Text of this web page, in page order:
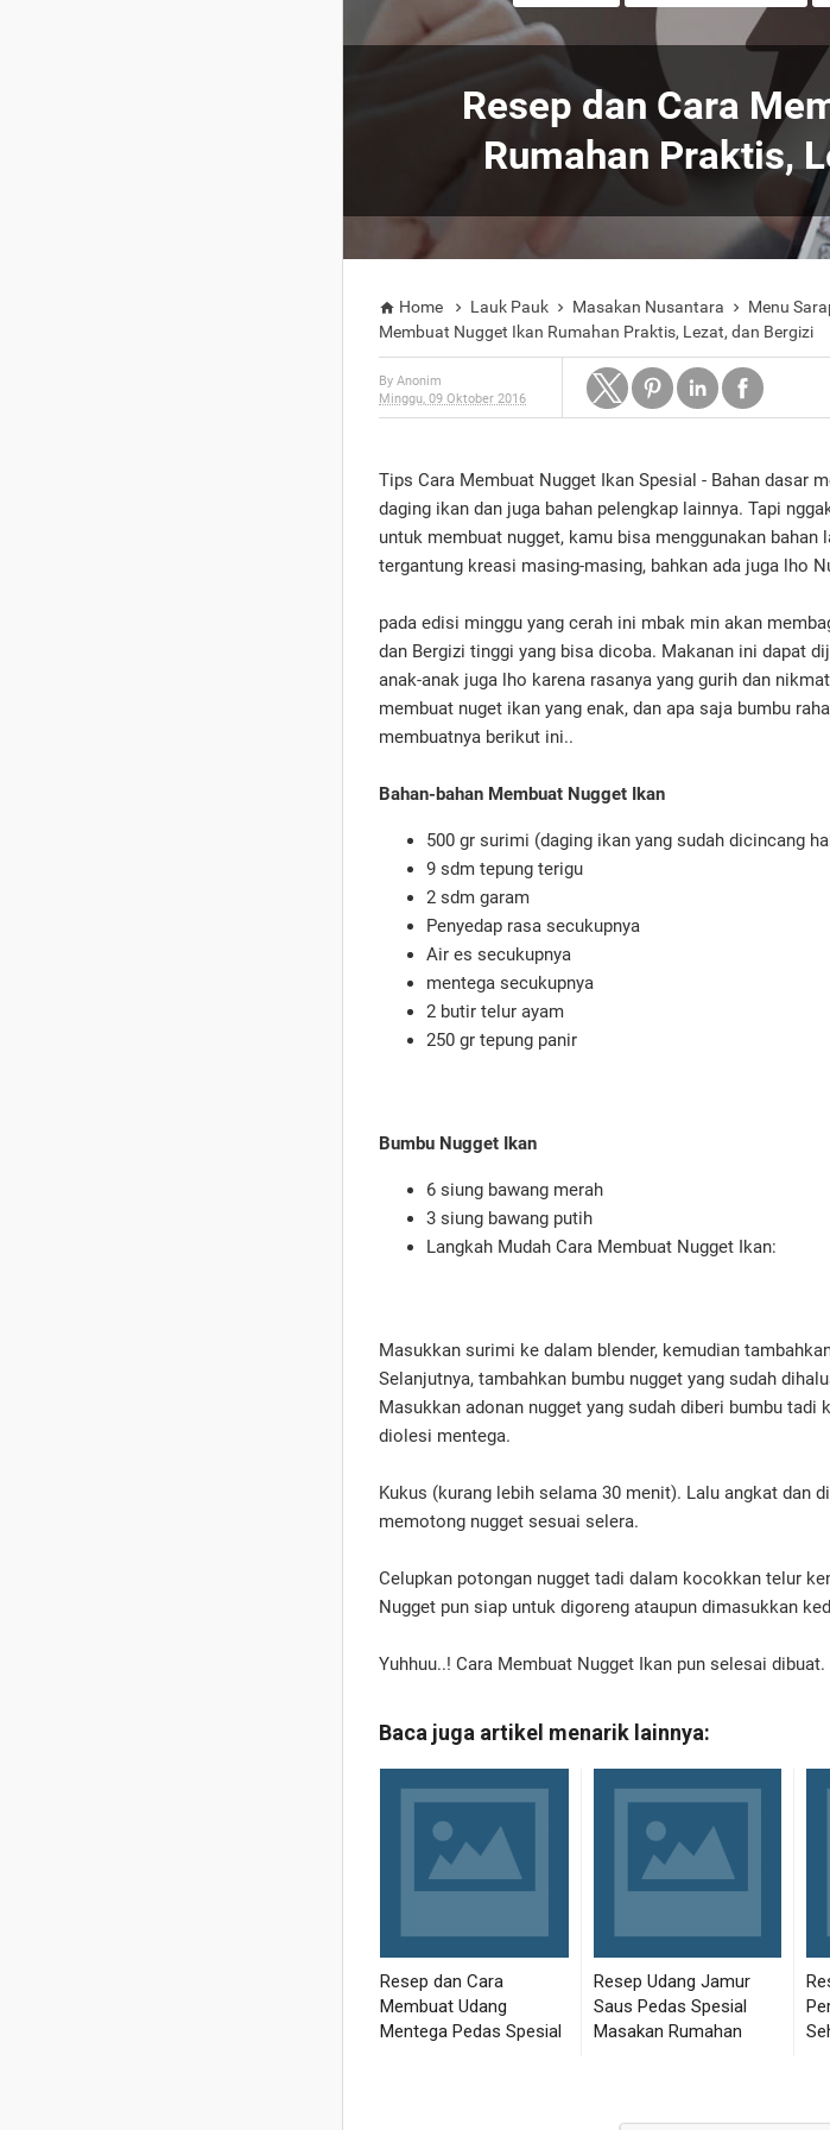
Resep dan Cara
Rumahan Praktis,
 Home  Lauk Pauk  Masakan Nusantara  Menu
Membuat Nugget Ikan Rumahan Praktis, Lezat, dan Bergizi
By Anonim
Minggu, 09 Oktober 2016
Tips Cara Membuat Nugget Ikan Spesial - Bahan dasar
daging ikan dan juga bahan pelengkap lainnya. Tapi
untuk membuat nugget, kamu bisa menggunakan bahan
tergantung kreasi masing-masing, bahkan ada juga lho
pada edisi minggu yang cerah ini mbak min akan
dan Bergizi tinggi yang bisa dicoba. Makanan ini dapat
anak-anak juga lho karena rasanya yang gurih dan
membuat nuget ikan yang enak, dan apa saja bumbu
membuatnya berikut ini..
Bahan-bahan Membuat Nugget Ikan
500 gr surimi (daging ikan yang sudah dicincang
9 sdm tepung terigu
2 sdm garam
Penyedap rasa secukupnya
Air es secukupnya
mentega secukupnya
2 butir telur ayam
250 gr tepung panir
Bumbu Nugget Ikan
6 siung bawang merah
3 siung bawang putih
Langkah Mudah Cara Membuat Nugget Ikan:
Masukkan surimi ke dalam blender, kemudian
Selanjutnya, tambahkan bumbu nugget yang sudah
Masukkan adonan nugget yang sudah diberi bumbu
diolesi mentega.
Kukus (kurang lebih selama 30 menit). Lalu angkat dan
memotong nugget sesuai selera.
Celupkan potongan nugget tadi dalam kocokkan telur
Nugget pun siap untuk digoreng ataupun dimasukkan
Yuhhuu..! Cara Membuat Nugget Ikan pun selesai dibuat.